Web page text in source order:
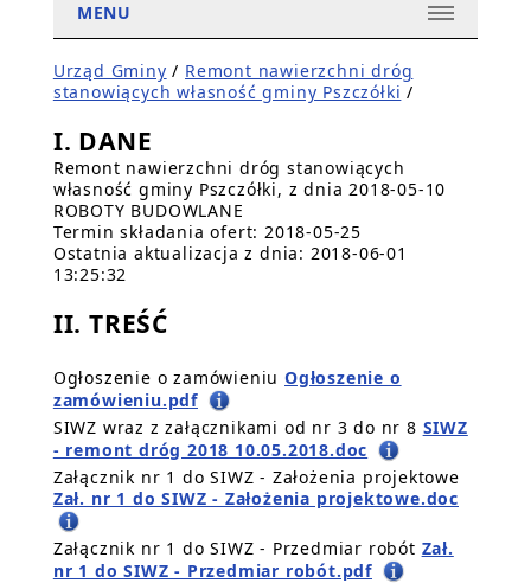
MENU
Urząd Gminy / Remont nawierzchni dróg
stanowiących własność gminy Pszczółki /
I. DANE
Remont nawierzchni dróg stanowiących
własność gminy Pszczółki, z dnia 2018-05-10
ROBOTY BUDOWLANE
Termin składania ofert: 2018-05-25
Ostatnia aktualizacja z dnia: 2018-06-01
13:25:32
II. TREŚĆ
Ogłoszenie o zamówieniu Ogłoszenie o
zamówieniu.pdf
SIWZ wraz z załącznikami od nr 3 do nr 8 SIWZ
- remont dróg 2018 10.05.2018.doc
Załącznik nr 1 do SIWZ - Założenia projektowe
Zał. nr 1 do SIWZ - Założenia projektowe.doc
Załącznik nr 1 do SIWZ - Przedmiar robót Zał.
nr 1 do SIWZ - Przedmiar robót.pdf